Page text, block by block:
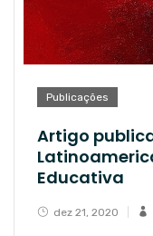
Publicações
Artigo
Educativa
dez 21, 2020